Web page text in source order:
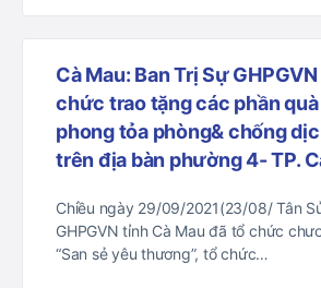
Cà Mau: Ban Trị Sự
chức trao tặng các phần
phong tỏa phòng& chống
trên địa bàn phường 4- TP.
Chiều ngày 29/09/2021(23/08/ Tân
GHPGVN tỉnh Cà Mau đã tổ chức
“San sẻ yêu thương”, tổ chức…